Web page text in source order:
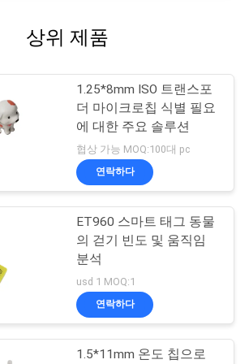
상위 제품
1.25*8mm ISO 트랜스포
더 마이크로칩 식별 필요
에 대한 주요 솔루션
협상 가능 MOQ:100대 pc
연락하다
ET960 스마트 태그 동물
의 걷기 빈도 및 움직임
분석
usd 1 MOQ:1
연락하다
1.5*11mm 온도 칩으로